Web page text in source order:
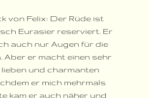
von Felix: Der Rüde ist
Eurasier reserviert. Er
auch nur Augen für die
Aber er macht einen sehr
und charmanten
er mich mehrmals
kam er auch näher und